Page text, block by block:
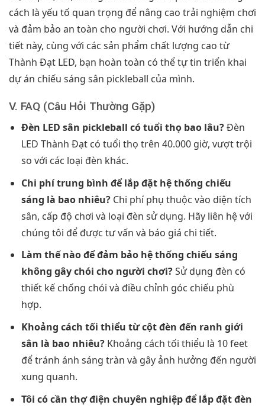
cách là yếu tố quan trọng để nâng cao trải nghiệm chơi
và đảm bảo an toàn cho người chơi. Với hướng dẫn chi
tiết này, cùng với các sản phẩm chất lượng cao từ
Thành Đạt LED, bạn hoàn toàn có thể tự tin triển khai
dự án chiếu sáng sân pickleball của mình.
V. FAQ (Câu Hỏi Thường Gặp)
Đèn LED sân pickleball có tuổi thọ bao lâu?Đèn
LED Thành Đạt có tuổi thọ trên 40.000 giờ, vượt trội
so với các loại đèn khác.
Chi phí trung bình để lắp đặt hệ thống chiếu
sáng là bao nhiêu?Chi phí phụ thuộc vào diện tích
sân, cấp độ chơi và loại đèn sử dụng. Hãy liên hệ với
chúng tôi để được tư vấn và báo giá chi tiết.
Làm thế nào để đảm bảo hệ thống chiếu sáng
không gây chói cho người chơi?Sử dụng đèn có
thiết kế chống chói và điều chỉnh góc chiếu phù
hợp.
Khoảng cách tối thiểu từ cột đèn đến ranh giới
sân là bao nhiêu?Khoảng cách tối thiểu là 10 feet
để tránh ánh sáng tràn và gây ảnh hưởng đến người
xung quanh.
Tôi có cần thợ điện chuyên nghiệp để lắp đặt đèn